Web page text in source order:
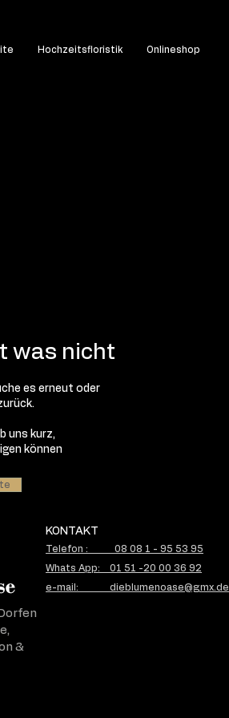
Hochzeitsfloristik Onlineshop
was nicht
es erneut oder
uns kurz,
können
&
KONTAKT
Telefon : 08 08 1 - 95 53 95
Whats App: 01 51 -20 00 36 92
e-mail: dieblumenoase@gmx.de